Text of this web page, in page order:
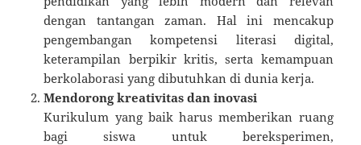
dengan tantangan zaman. Hal ini mencakup
pengembangan kompetensi literasi digital,
keterampilan berpikir kritis, serta kemampuan
berkolaborasi yang dibutuhkan di dunia kerja.
Mendorong kreativitas dan inovasi
Kurikulum yang baik harus memberikan ruang
bagi siswa untuk bereksperimen,